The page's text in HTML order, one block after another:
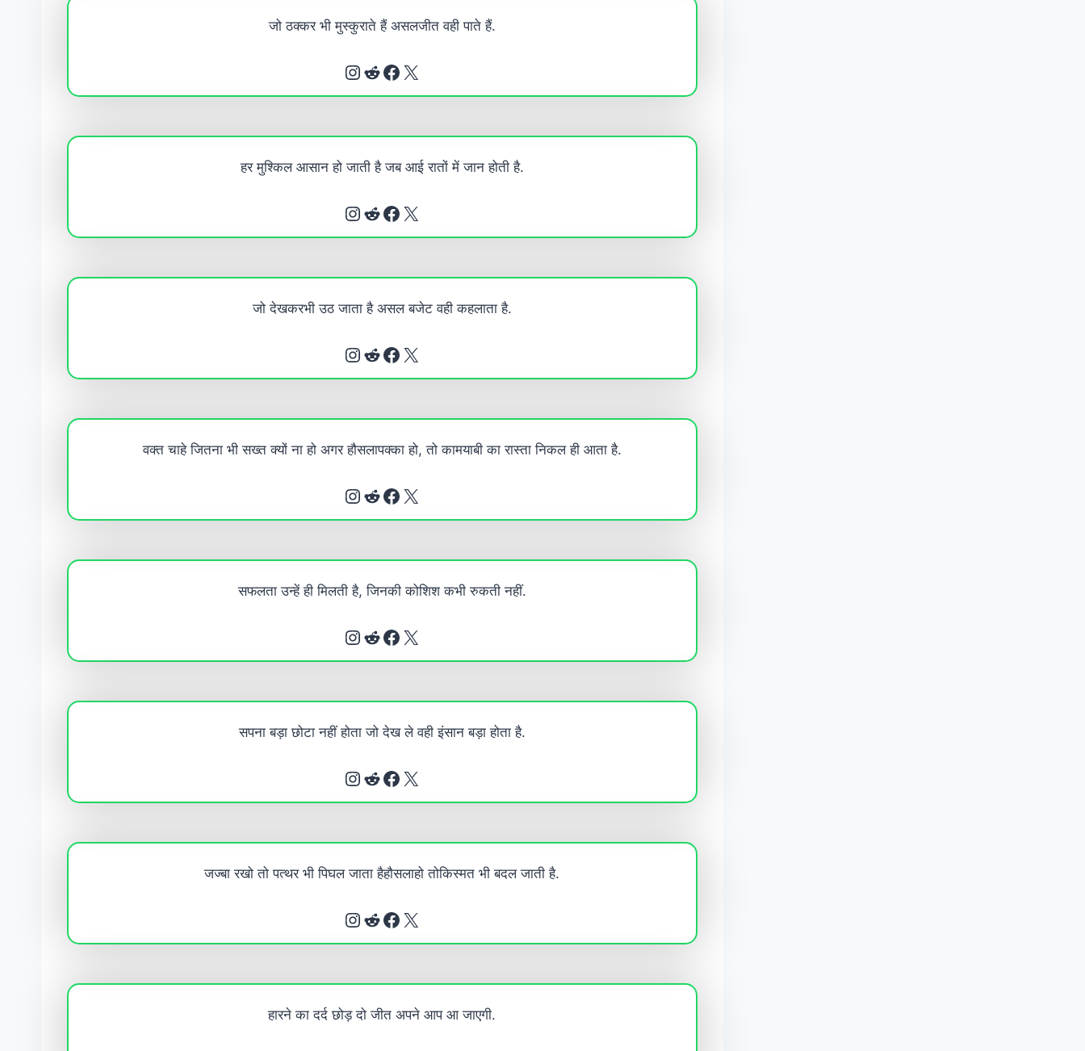
जो ठक्कर भी मुस्कुराते हैं असलजीत वही पाते हैं.
InstagramReddit Facebook X
हर मुश्किल आसान हो जाती है जब आई रातों में जान होती है.
InstagramReddit Facebook X
जो देखकरभी उठ जाता है असल बजेट वही कहलाता है.
InstagramReddit Facebook X
वक्त चाहे जितना भी सख्त क्यों ना हो अगर हौसलापक्का हो, तो कामयाबी का रास्ता निकल ही आता है.
InstagramReddit Facebook X
सफलता उन्हें ही मिलती है, जिनकी कोशिश कभी रुकती नहीं.
InstagramReddit Facebook X
सपना बड़ा छोटा नहीं होता जो देख ले वही इंसान बड़ा होता है.
InstagramReddit Facebook X
जज्बा रखो तो पत्थर भी पिघल जाता हैहौसलाहो तोकिस्मत भी बदल जाती है.
InstagramReddit Facebook X
हारने का दर्द छोड़ दो जीत अपने आप आ जाएगी.